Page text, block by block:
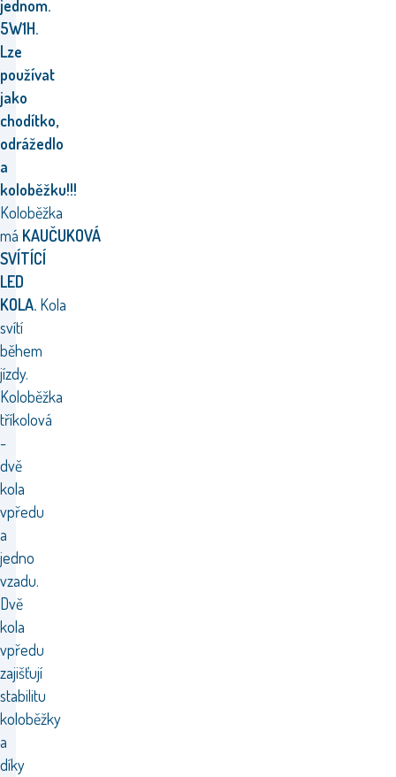
jednom.
5W1H.
Lze
používat
jako
chodítko,
odrážedlo
a
koloběžku!!!
Koloběžka
má KAUČUKOVÁ
SVÍTÍCÍ
LED
KOLA. Kola
svítí
během
jízdy.
Koloběžka
tříkolová
-
dvě
kola
vpředu
a
jedno
vzadu.
Dvě
kola
vpředu
zajišťují
stabilitu
koloběžky
a
díky